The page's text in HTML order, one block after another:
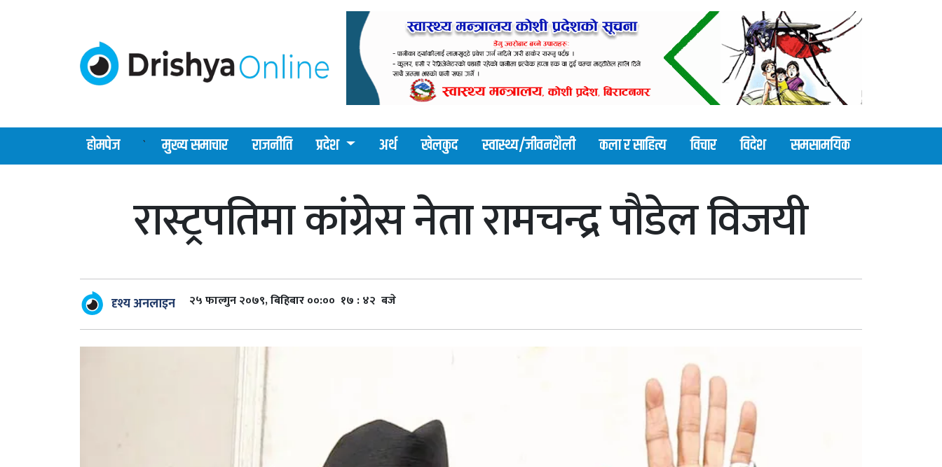
होमपेज ` मुख्य समाचार राजनीति प्रदेश अर्थ खेलकुद स्वास्थ्य/जीवनशैली कला र साहित्य विचार विदेश समसामयिक
रास्ट्रपतिमा कांग्रेस नेता रामचन्द्र पौडेल विजयी
दृश्य अनलाइन २५ फाल्गुन २०७९, बिहिबार ००:०० १७ : ४२ बजे